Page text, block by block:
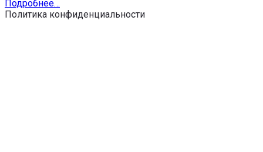
Подробнее…
Политика конфиденциальности